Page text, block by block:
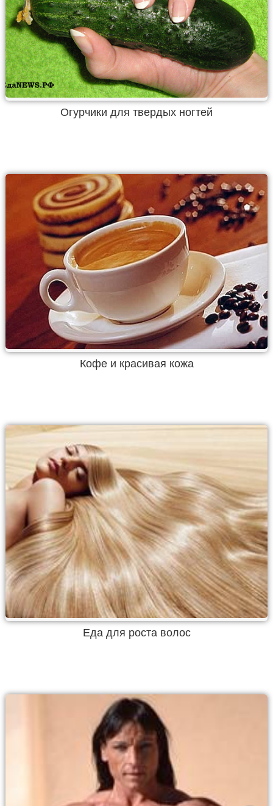
Огурчики для твердых ногтей
Кофе и красивая кожа
Еда для роста волос